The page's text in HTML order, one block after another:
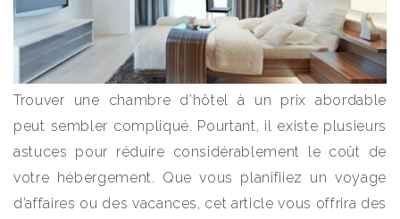
Trouver une chambre d’hôtel à un prix abordable
peut sembler compliqué. Pourtant, il existe plusieurs
astuces pour réduire considérablement le coût de
votre hébergement. Que vous planifiiez un voyage
d’affaires ou des vacances, cet article vous offrira des